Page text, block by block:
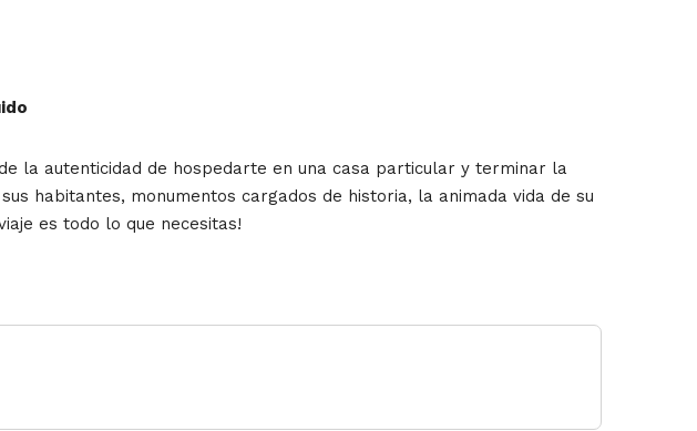
la autenticidad de hospedarte en una casa particular y terminar la
habitantes, monumentos cargados de historia, la animada vida de su
es todo lo que necesitas!